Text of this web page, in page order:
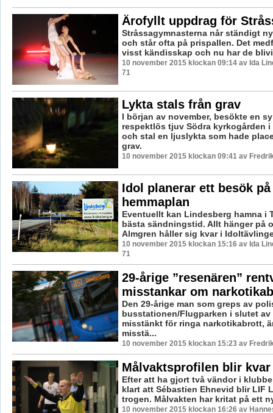
Ärofyllt uppdrag för
Stråssagymnasterna når ständigt
och står ofta på prispallen. Det
visst kändisskap och nu har de
10 november 2015 klockan 09:14 av Ida
71
Lykta stals från grav
I början av november, besökte en
respektlös tjuv Södra kyrkogården
och stal en ljuslykta som hade
grav.
10 november 2015 klockan 09:41 av
Idol planerar ett besök
hemmaplan
Eventuellt kan Lindesberg hamna i
bästa sändningstid. Allt hänger på
Almgren håller sig kvar i
10 november 2015 klockan 15:16 av Ida
71
29-årige ”resenären”
misstankar om
Den 29-årige man som greps av
busstationen/Flugparken i slutet av
misstänkt för ringa narkotikabrott,
misstä...
10 november 2015 klockan 15:23 av
Målvaktsprofilen blir kvar
Efter att ha gjort två vändor i
klart att Sébastien Ehnevid blir LIF
trogen. Målvakten har kritat på ett
10 november 2015 klockan 16:26 av